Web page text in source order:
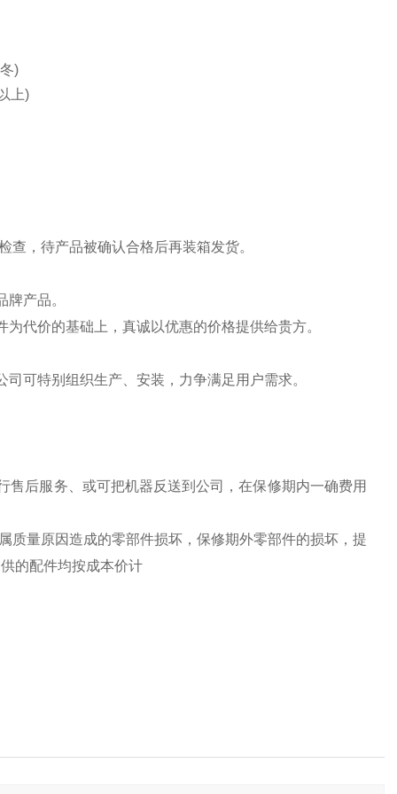
)
上)
，待产品被确认合格后再装箱发货。
产品。
代价的基础上，真诚以优惠的价格提供给贵方。
可特别组织生产、安装，力争满足用户需求。
后服务、或可把机器反送到公司，在保修期内一确费用
质量原因造成的零部件损坏，保修期外零部件的损坏，提
的配件均按成本价计